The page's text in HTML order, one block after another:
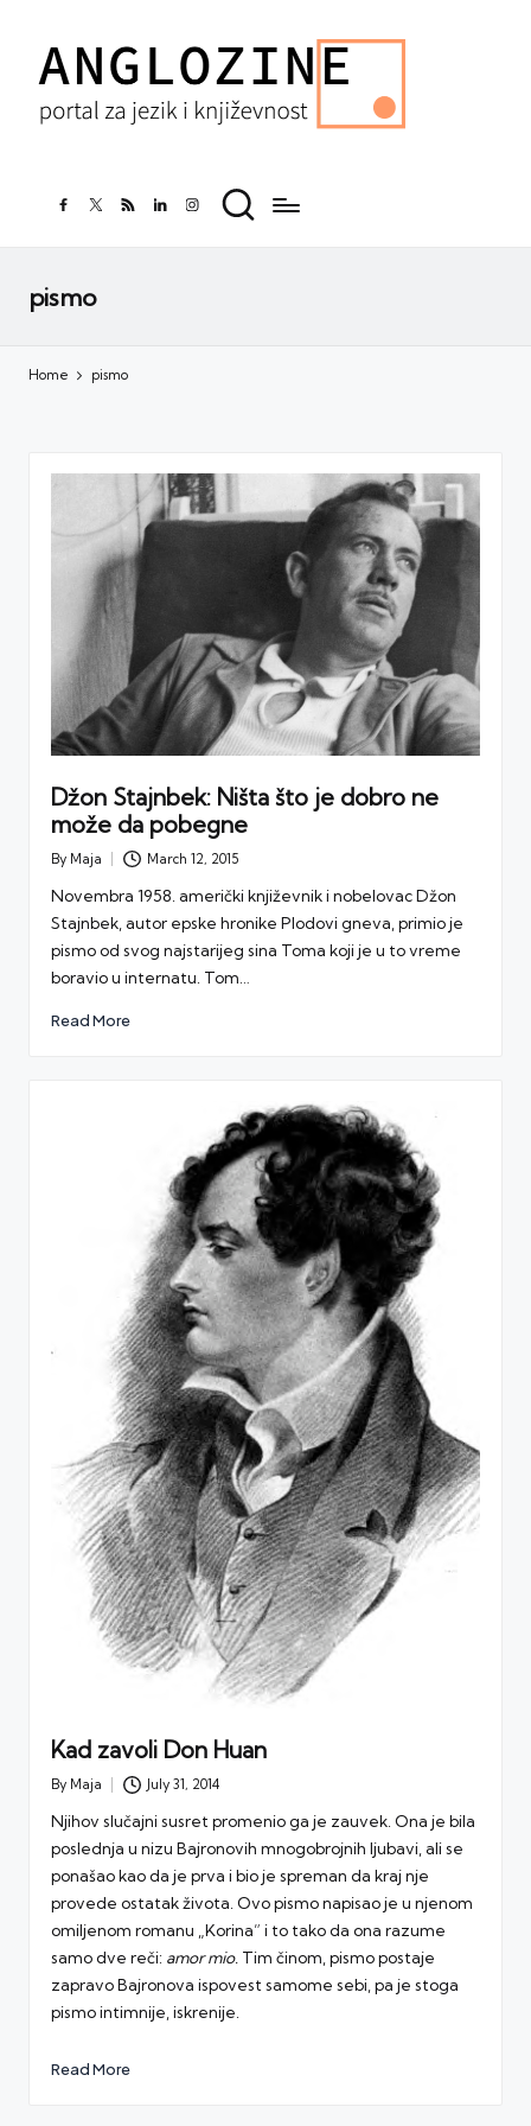
facebook.com
twitter.com
rss.comlinkedin.com
instagram.com
pismo
Home pismo
Džon Stajnbek: Ništa što je dobro ne
može da pobegne
Posted
By Maja March 12, 2015
Novembra 1958. američki književnik i nobelovac Džon
Stajnbek, autor epske hronike Plodovi gneva, primio je
pismo od svog najstarijeg sina Toma koji je u to vreme
boravio u internatu. Tom…
Read More
Kad zavoli Don Huan
Posted
By Maja July 31, 2014
Njihov slučajni susret promenio ga je zauvek. Ona je bila
poslednja u nizu Bajronovih mnogobrojnih ljubavi, ali se
ponašao kao da je prva i bio je spreman da kraj nje
provede ostatak života. Ovo pismo napisao je u njenom
omiljenom romanu „Korina” i to tako da ona razume
samo dve reči: amor mio. Tim činom, pismo postaje
zapravo Bajronova ispovest samome sebi, pa je stoga
pismo intimnije, iskrenije.
Read More